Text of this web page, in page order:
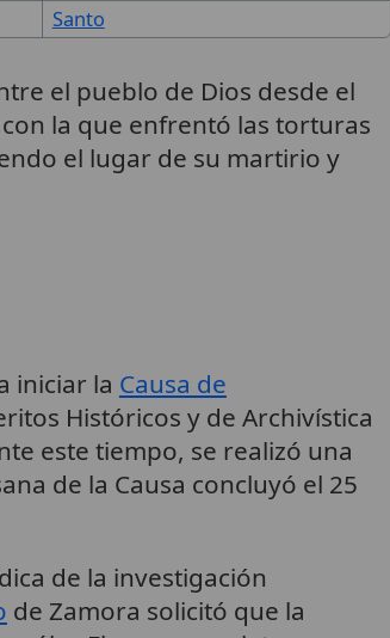
Santo
el pueblo de Dios desde el
con la que enfrentó las torturas
el lugar de su martirio y
iniciar la Causa de
Históricos y de Archivística
este tiempo, se realizó una
de la Causa concluyó el 25
de la investigación
de Zamora solicitó que la